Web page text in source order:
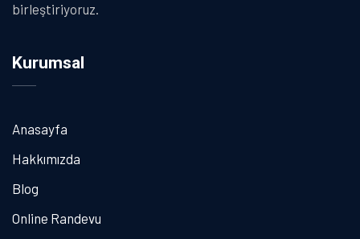
birleştiriyoruz.
Kurumsal
Anasayfa
Hakkımızda
Blog
Online Randevu